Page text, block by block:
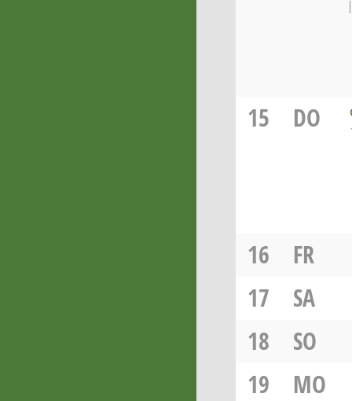
15 DO
16
FR
17
SA
18
SO
19
MO